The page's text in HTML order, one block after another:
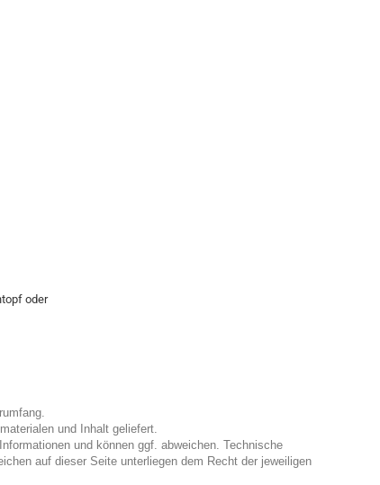
oder
und Inhalt geliefert.
und können ggf. abweichen. Technische
auf dieser Seite unterliegen dem Recht der jeweiligen